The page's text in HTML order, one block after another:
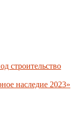
строительство
наследие 2023»